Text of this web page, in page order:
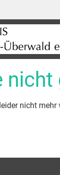
nicht
nicht mehr